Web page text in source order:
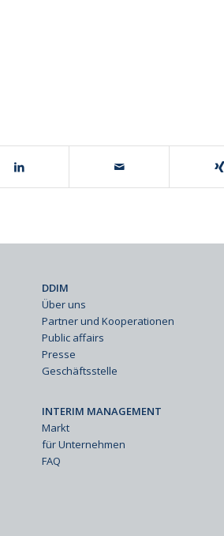
DDIM
Über uns
Partner und Kooperationen
Public affairs
Presse
Geschäftsstelle
INTERIM MANAGEMENT
Markt
für Unternehmen
FAQ